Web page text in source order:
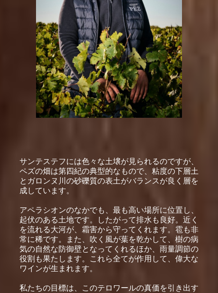
サンテステフには色々な土壌が見られるのですが、
ペズの畑は第四紀の典型的なもので、粘度の下層土
とガロンヌ川の砂礫質の表土がバランスが良く層を
成しています。
アペラシオンのなかでも、最も高い場所に位置し、
起伏のある土地です。したがって排水も良好。近く
を流れる大河が、霜害から守ってくれます。雹も非
常に稀です。また、吹く風が葉を乾かして、樹の病
気の自然な防御壁となってくれるほか、雨量調節の
役割も果たします。これら全てが作用して、偉大な
ワインが生まれます。
私たちの目標は、このテロワールの真価を引き出す